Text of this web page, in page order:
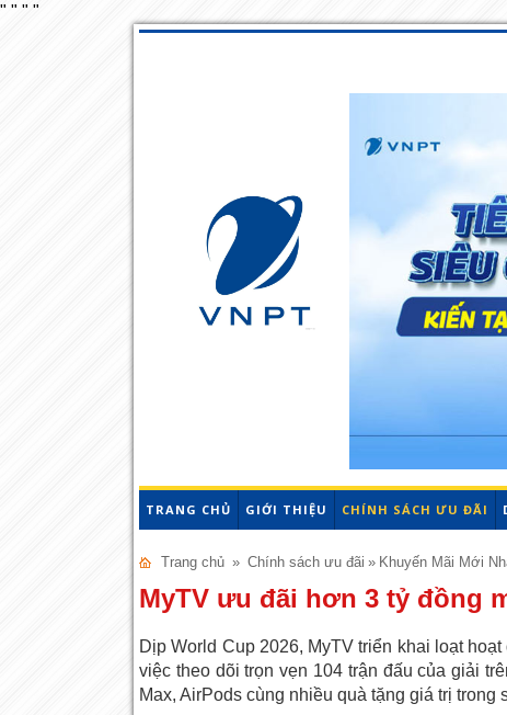
" " " "
TRANG CHỦ GIỚI THIỆU CHÍNH SÁCH ƯU ĐÃI
Trang chủ » Chính sách ưu đãi » Khuyến Mãi Mới
MyTV ưu đãi hơn 3 tỷ đồng
Dịp World Cup 2026, MyTV triển khai loạt
việc theo dõi trọn vẹn 104 trận đấu của giải
Max, AirPods cùng nhiều quà tặng giá trị trong